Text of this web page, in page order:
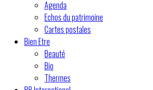
Agenda
Echos du patrimoine
Cartes postales
Bien Etre
Beauté
Bio
Thermes